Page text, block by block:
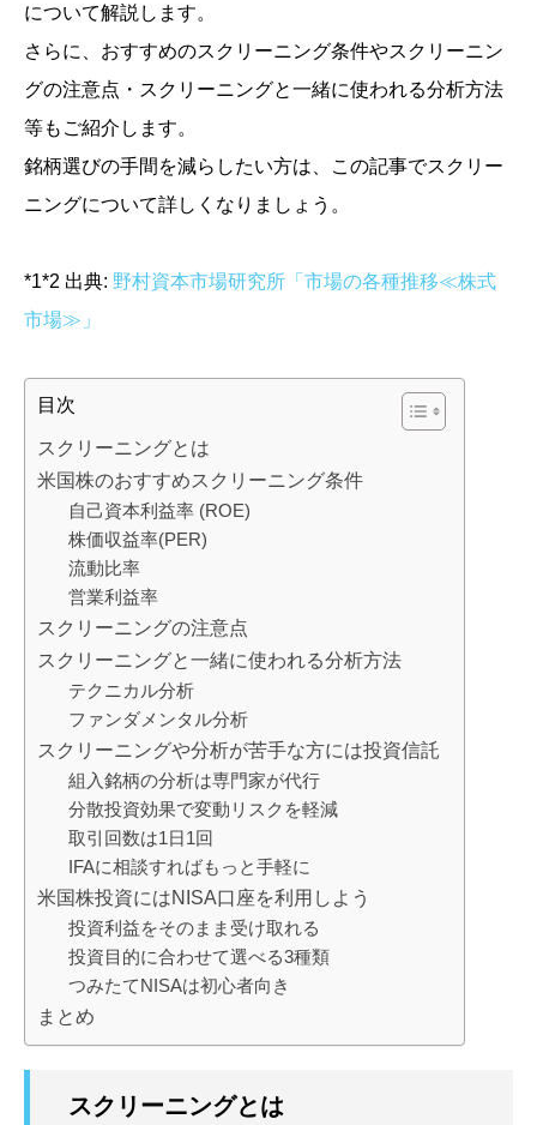
について解説します。
さらに、おすすめのスクリーニング条件やスクリーニン
グの注意点・スクリーニングと一緒に使われる分析方法
等もご紹介します。
銘柄選びの手間を減らしたい方は、この記事でスクリー
ニングについて詳しくなりましょう。
*1*2 出典: 野村資本市場研究所「市場の各種推移≪株式
市場≫」
目次
スクリーニングとは
米国株のおすすめスクリーニング条件
自己資本利益率 (ROE)
株価収益率(PER)
流動比率
営業利益率
スクリーニングの注意点
スクリーニングと一緒に使われる分析方法
テクニカル分析
ファンダメンタル分析
スクリーニングや分析が苦手な方には投資信託
組入銘柄の分析は専門家が代行
分散投資効果で変動リスクを軽減
取引回数は1日1回
IFAに相談すればもっと手軽に
米国株投資にはNISA口座を利用しよう
投資利益をそのまま受け取れる
投資目的に合わせて選べる3種類
つみたてNISAは初心者向き
まとめ
スクリーニングとは